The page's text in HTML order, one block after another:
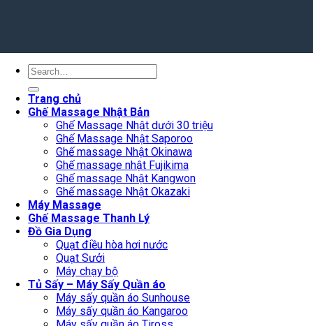
Search
Trang chủ
Ghế Massage Nhật Bản
Ghế Massage Nhật dưới 30 triệu
Ghế Massage Nhật Saporoo
Ghế massage Nhật Okinawa
Ghế massage nhật Fujikima
Ghế massage Nhật Kangwon
Ghế massage Nhật Okazaki
Máy Massage
Ghế Massage Thanh Lý
Đồ Gia Dụng
Quạt điều hòa hơi nước
Quạt Sưởi
Máy chạy bộ
Tủ Sấy – Máy Sấy Quần áo
Máy sấy quần áo Sunhouse
Máy sấy quần áo Kangaroo